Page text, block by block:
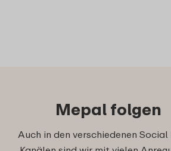
Mepal folgen
Auch in den verschiedenen Social